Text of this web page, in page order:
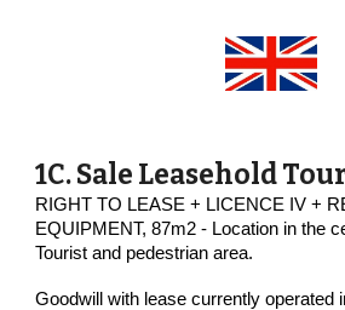
1C.Sale Leasehold
RIGHT TO LEASE + LICENCE IV +
EQUIPMENT, 87m2 - Location in the
Tourist and pedestrian area.
Goodwill with lease currently operated